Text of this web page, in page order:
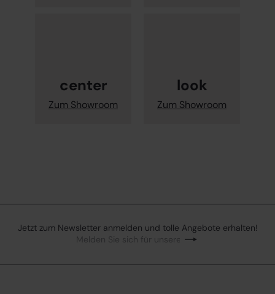
center
Zum Showroom
look
Zum Showroom
Jetzt zum Newsletter anmelden und tolle Angebote erhalten!
Abonnieren
Melden Sie sich für unsere Mailingliste an